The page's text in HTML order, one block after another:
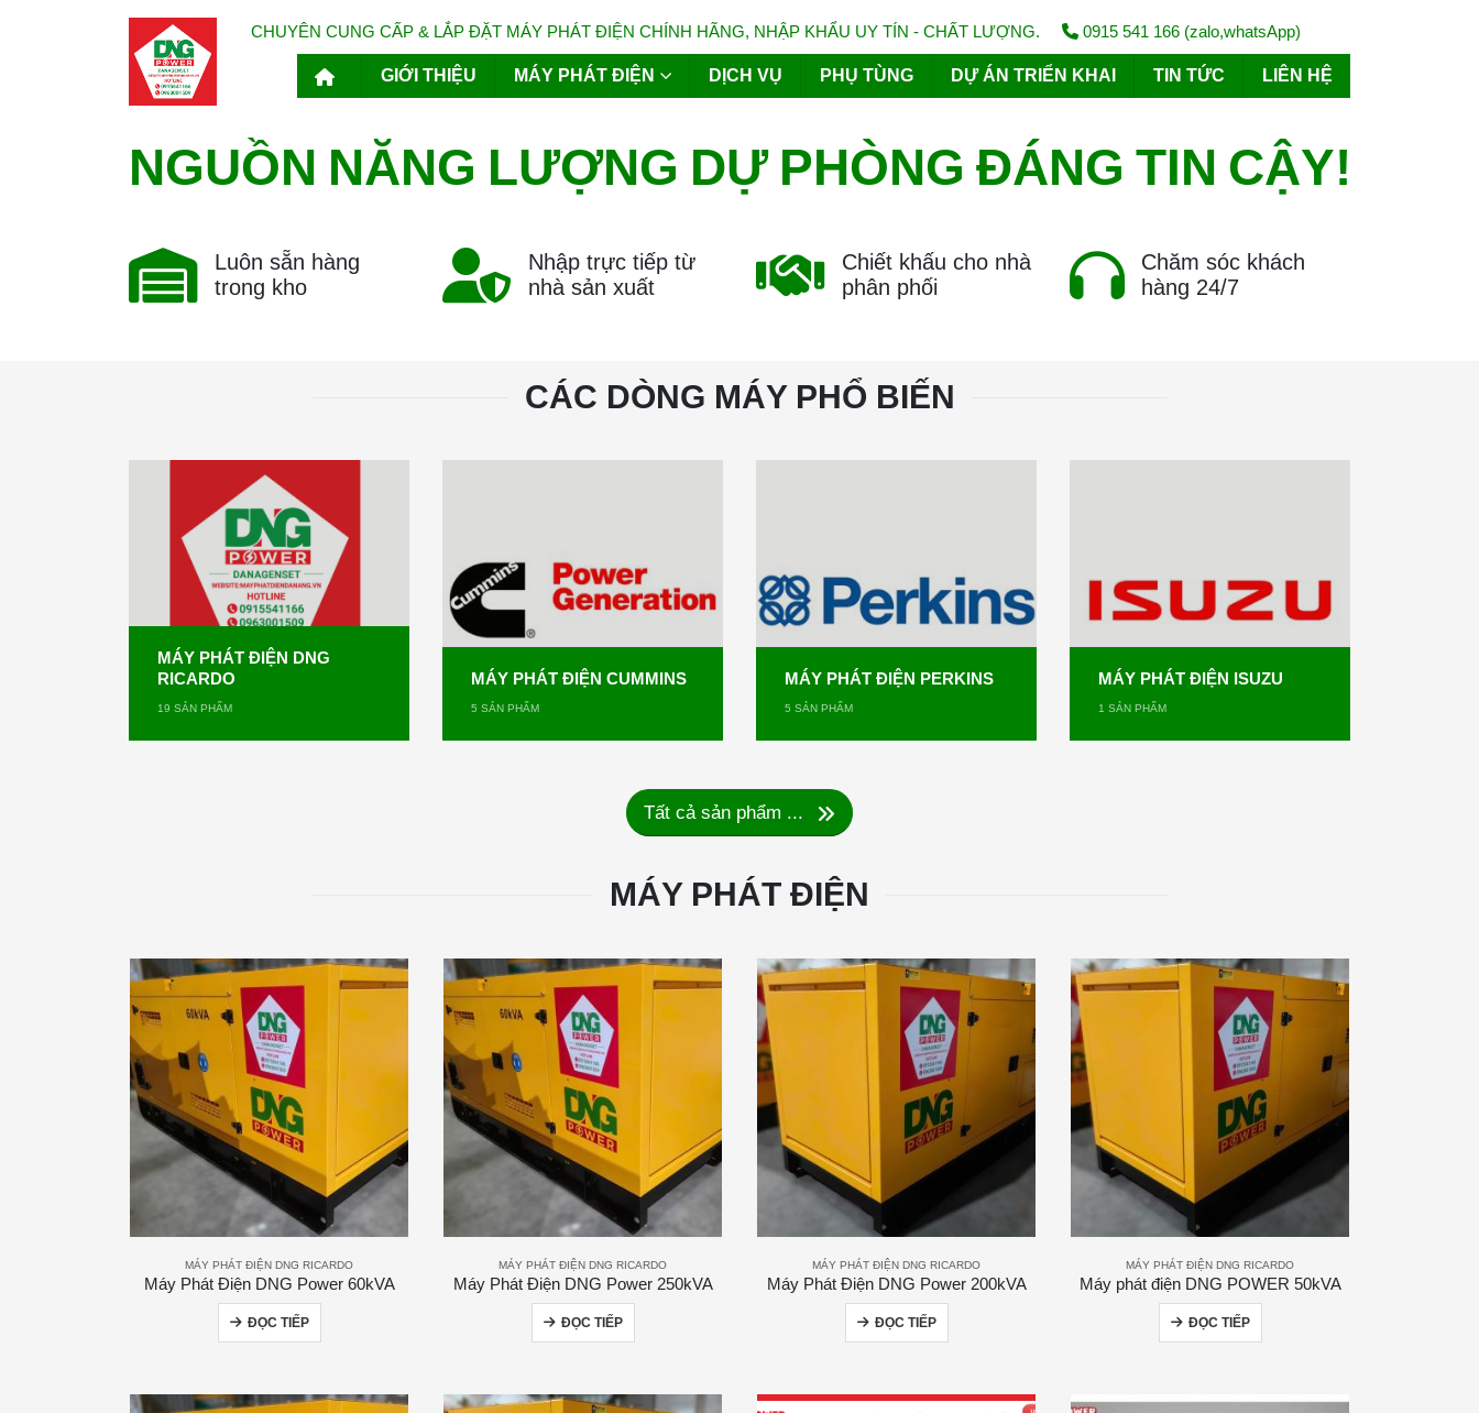
CHUYÊN CUNG CẤP & LẮP ĐẶT MÁY PHÁT ĐIỆN CHÍNH HÃNG, NHẬP KHẨU UY TÍN - CHẤT LƯỢNG. 0915 541 166 (zalo,whatsApp)
GIỚI THIỆU MÁY PHÁT ĐIỆN DỊCH VỤ PHỤ TÙNG DỰ ÁN TRIỂN KHAI TIN TỨC LIÊN HỆ
NGUỒN NĂNG LƯỢNG DỰ PHÒNG ĐÁNG TIN CẬY!
Luôn sẵn hàng
trong kho
Nhập trực tiếp từ
nhà sản xuất
Chiết khấu cho nhà
phân phối
Chăm sóc khách
hàng 24/7
CÁC DÒNG MÁY PHỔ BIẾN
MÁY PHÁT ĐIỆN DNG
RICARDO
19 SẢN PHẨM
MÁY PHÁT ĐIỆN CUMMINS
5 SẢN PHẨM
MÁY PHÁT ĐIỆN PERKINS
5 SẢN PHẨM
MÁY PHÁT ĐIỆN ISUZU
1 SẢN PHẨM
Tất cả sản phẩm ...
MÁY PHÁT ĐIỆN
MÁY PHÁT ĐIỆN DNG RICARDO
Máy Phát Điện DNG Power 60kVA
ĐỌC TIẾP
MÁY PHÁT ĐIỆN DNG RICARDO
Máy Phát Điện DNG Power 250kVA
ĐỌC TIẾP
MÁY PHÁT ĐIỆN DNG RICARDO
Máy Phát Điện DNG Power 200kVA
ĐỌC TIẾP
MÁY PHÁT ĐIỆN DNG RICARDO
Máy phát điện DNG POWER 50kVA
ĐỌC TIẾP